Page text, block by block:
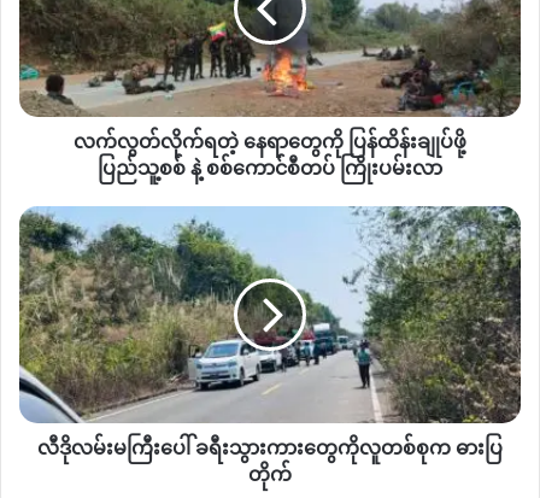
တွေကို လေးလုံးထိုး ရှစ်လုံးထိုး မုန်စုပ်စက်တွေနဲ့ စုပ်ယူရတာဖြစ်ပါ
တယ်။
နောက်တစ်ဆင့်အနေနဲ့ ရရှိလာတဲ့မြေစာတွေကို ရွှေမျှော်စင် ရွှေခံ
စကာပေါ်ကို သွန်ချပြီးတော့ အဆင့်ဆင့် ရွှေရရှိတဲ့အထိ စကာချစစ်
ထုတ်ကာ ပြဒါးနဲ့ရွှေကို ဖမ်းယူရတာဖြစ်ပါတယ်။
ရွှေဖောင်တစ်ခု ပြုလုပ်မယ်ဆိုရင် လက်ရှိကုန်ပစ္စည်းတန်ဖိုးတွေအရ
ကျပ်သိန်း ၁၅၀ ဝန်းကျင်လောက်ကုန်ကျနိုင်ပြီးတော့ အာဏာမသိမ်း
ခင် နှစ်တွေမှာတော့ ၁၆ သိန်း ဝန်းကျင်သာကျသင့်တယ်လို့ ဒေသခံ
တွေကဆိုကြပါတယ်။
နေရာအနှံ ရွှေဖောင်နှင့် ကုန်းကျင်း ရွှေတူးဖော်မှုတွေ ပိုတိုးလာပေ
မယ့် စစ်ကောင်စီကတော့ အသေးစားရွှေတူးဖော်လုပ်ငန်းဖြစ်တဲ့ ရွှေ
ဖောင်တွေကိုသာ ဖျက်ဆီးနေပြီး စစ်ကောင်စီလက်အောက်ခံ
ပြည်သူ့စစ်နဲ့တရုတ်လုပ်ငန်းရှင်တွေ ကျောထောက် နောက်ခံပေး
နေရာ
တွေ
ကို
ပြန်
ထိန်းချုပ်
စစ်
ကောင်စီ
တပ်
ကြိုးပမ်း
လာ
လက်လွတ်လိုက်ရတဲ့ နေရာတွေကို ပြန်ထိန်းချုပ်ဖို့
ပြည်သူ့စစ် နဲ့ စစ်ကောင်စီတပ် ကြိုးပမ်းလာ
လီ
ဒို
လမ်းမ
ကြီး
ပေါ်
ခရီးသွား
ကား
တွေ
ကို
လီဒိုလမ်းမကြီးပေါ် ခရီးသွားကားတွေကိုလူတစ်စုက ဓားပြ
တိုက်